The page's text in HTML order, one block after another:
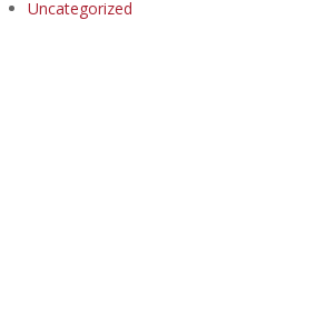
Uncategorized